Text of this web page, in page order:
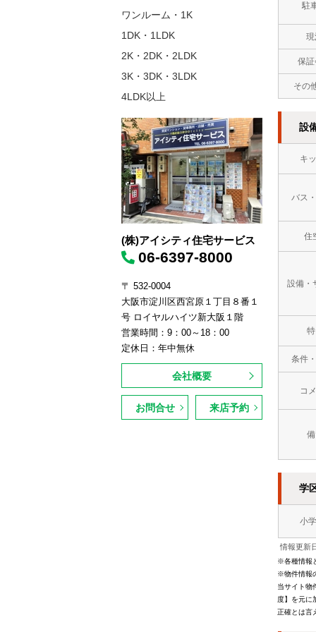
駐
現
保
その
設
キ
バス
住
設備・
条件
コ
学
小
情報更新
※各種情報
※物件情報
当サイト物
度】を元に
正確とは言
ワンルーム・1K
1DK・1LDK
2K・2DK・2LDK
3K・3DK・3LDK
4LDK以上
(株)アイシティ住宅サービス
06-6397-8000
〒 532-0004
大阪市淀川区西宮原１丁目８番１
号 ロイヤルハイツ新大阪１階
営業時間：9：00～18：00
定休日：年中無休
会社概要
お問合せ 来店予約